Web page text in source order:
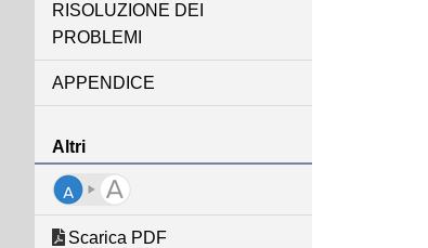
RISOLUZIONE DEI
PROBLEMI
APPENDICE
Altri
Scarica PDF